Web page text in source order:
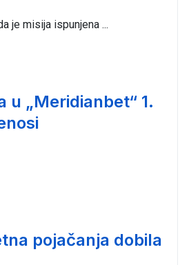
je misija ispunjena ...
u „Meridianbet“ 1.
pojačanja dobila